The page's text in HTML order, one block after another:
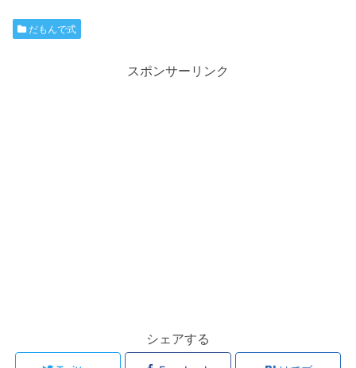
だもんで式
スポンサーリンク
シェアする